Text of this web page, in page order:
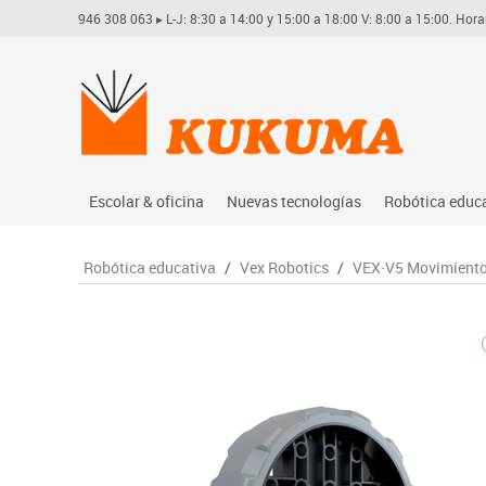
946 308 063 ▸ L-J: 8:30 a 14:00 y 15:00 a 18:00 V: 8:00 a 15:00.
Escolar & oficina
Archivo
Nuevas tecnologías
Audio
Videoconferencia
Videoproyección
Robótica
Arduino
Robótica educativa / Vex Robotics / VEX·V5